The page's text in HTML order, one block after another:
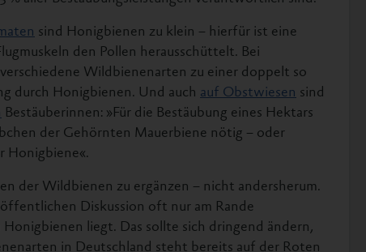
sind Honigbienen zu klein – hierfür ist eine
den Pollen herausschüttelt. Bei
Wildbienenarten zu einer doppelt so
durch Honigbienen. Und auch
auf Obstwiesen
sind
Bestäuberinnen: »Für die Bestäubung eines Hektars
der Gehörnten Mauerbiene nötig – oder
der Wildbienen zu ergänzen – nicht andersherum.
Diskussion oft nur am Rande
liegt. Das sollte sich dringend ändern,
in Deutschland steht bereits auf der Roten